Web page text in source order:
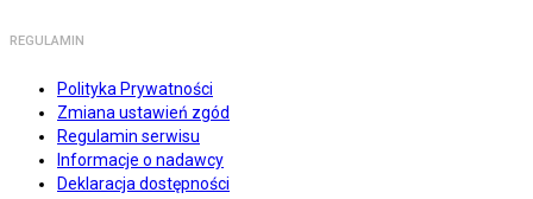
REGULAMIN
Polityka Prywatności
Zmiana ustawień zgód
Regulamin serwisu
Informacje o nadawcy
Deklaracja dostępności